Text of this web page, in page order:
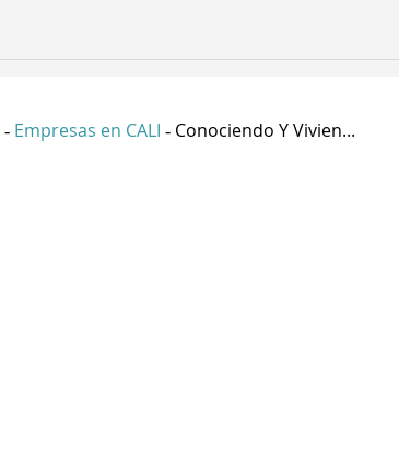
- Empresas en CALI - Conociendo Y Vivien...